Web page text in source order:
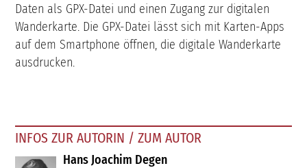
Daten als GPX-Datei und einen Zugang zur digitalen
Wanderkarte. Die GPX-Datei lässt sich mit Karten-Apps
auf dem Smartphone öffnen, die digitale Wanderkarte
ausdrucken.
INFOS ZUR AUTORIN / ZUM AUTOR
Hans Joachim Degen